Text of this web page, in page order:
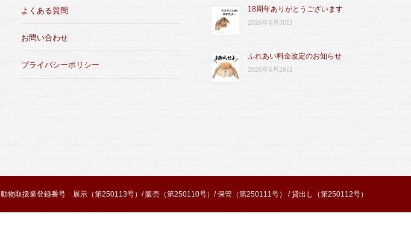
よくある質問
お問い合わせ
プライバシーポリシー
18周年ありがとうございます
2026年6月30日
ふれあい料金改定のお知らせ
2026年6月29日
動物取扱業登録番号 展示（第250113号）/ 販売（第250110号）/ 保管（第250111号） / 貸出し（第250112号）